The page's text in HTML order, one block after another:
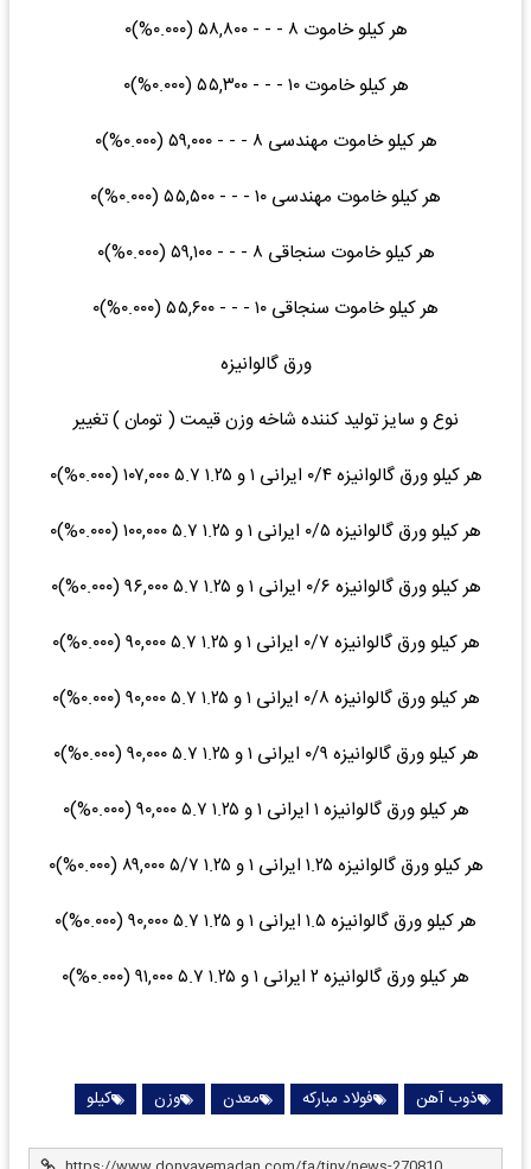
هر کیلو خاموت ۸ - - - ۵۸,۸۰۰ (۰.۰۰۰%)۰
هر کیلو خاموت ۱۰ - - - ۵۵,۳۰۰ (۰.۰۰۰%)۰
هر کیلو خاموت مهندسی ۸ - - - ۵۹,۰۰۰ (۰.۰۰۰%)۰
هر کیلو خاموت مهندسی ۱۰ - - - ۵۵,۵۰۰ (۰.۰۰۰%)۰
هر کیلو خاموت سنجاقی ۸ - - - ۵۹,۱۰۰ (۰.۰۰۰%)۰
هر کیلو خاموت سنجاقی ۱۰ - - - ۵۵,۶۰۰ (۰.۰۰۰%)۰
ورق گالوانیزه
نوع و سایز تولید کننده شاخه وزن قیمت ( تومان ) تغییر
هر کیلو ورق گالوانیزه ۰/۴ ایرانی ۱ و ۱.۲۵ ۵.۷ ۱۰۷,۰۰۰ (۰.۰۰۰%)۰
هر کیلو ورق گالوانیزه ۰/۵ ایرانی ۱ و ۱.۲۵ ۵.۷ ۱۰۰,۰۰۰ (۰.۰۰۰%)۰
هر کیلو ورق گالوانیزه ۰/۶ ایرانی ۱ و ۱.۲۵ ۵.۷ ۹۶,۰۰۰ (۰.۰۰۰%)۰
هر کیلو ورق گالوانیزه ۰/۷ ایرانی ۱ و ۱.۲۵ ۵.۷ ۹۰,۰۰۰ (۰.۰۰۰%)۰
هر کیلو ورق گالوانیزه ۰/۸ ایرانی ۱ و ۱.۲۵ ۵.۷ ۹۰,۰۰۰ (۰.۰۰۰%)۰
هر کیلو ورق گالوانیزه ۰/۹ ایرانی ۱ و ۱.۲۵ ۵.۷ ۹۰,۰۰۰ (۰.۰۰۰%)۰
هر کیلو ورق گالوانیزه ۱ ایرانی ۱ و ۱.۲۵ ۵.۷ ۹۰,۰۰۰ (۰.۰۰۰%)۰
هر کیلو ورق گالوانیزه ۱.۲۵ ایرانی ۱ و ۱.۲۵ ۵/۷ ۸۹,۰۰۰ (۰.۰۰۰%)۰
هر کیلو ورق گالوانیزه ۱.۵ ایرانی ۱ و ۱.۲۵ ۵.۷ ۹۰,۰۰۰ (۰.۰۰۰%)۰
هر کیلو ورق گالوانیزه ۲ ایرانی ۱ و ۱.۲۵ ۵.۷ ۹۱,۰۰۰ (۰.۰۰۰%)۰
ذوب آهن فولاد مبارکه معدن وزن کیلو